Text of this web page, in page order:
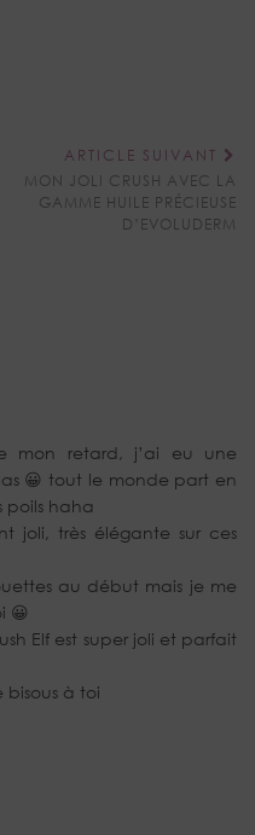
ARTICLE SUIVANT
MON JOLI CRUSH AVEC LA
GAMME HUILE PRÉCIEUSE
D’EVOLUDERM
mon retard, j’ai eu une
😀 tout le monde part en
poils haha
joli, très élégante sur ces
au début mais je me
😀
Elf est super joli et parfait
à toi